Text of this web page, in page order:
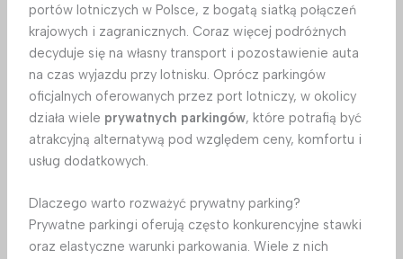
portów lotniczych w Polsce, z bogatą siatką połączeń
krajowych i zagranicznych. Coraz więcej podróżnych
decyduje się na własny transport i pozostawienie auta
na czas wyjazdu przy lotnisku. Oprócz parkingów
oficjalnych oferowanych przez port lotniczy, w okolicy
działa wiele prywatnych parkingów, które potrafią być
atrakcyjną alternatywą pod względem ceny, komfortu i
usług dodatkowych.
Dlaczego warto rozważyć prywatny parking?
Prywatne parkingi oferują często konkurencyjne stawki
oraz elastyczne warunki parkowania. Wiele z nich